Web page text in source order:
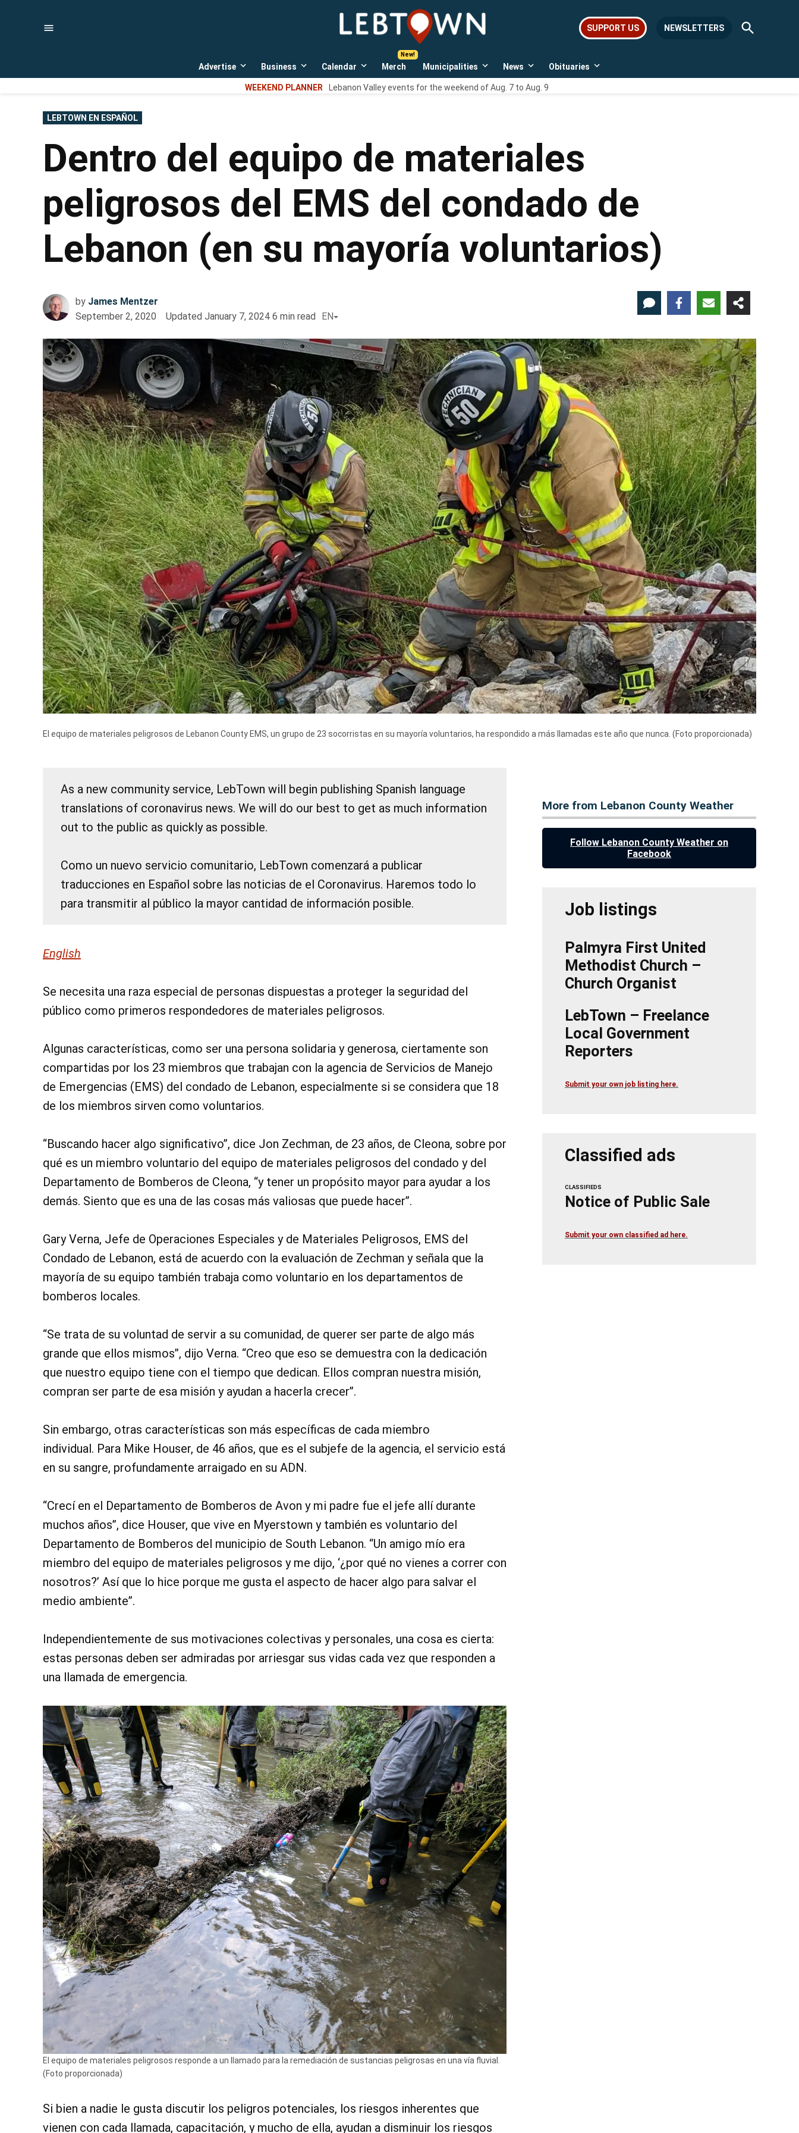
LebTown
Lebanon
news,
events,
SUPPORT US NEWSLETTERS
Open
Search
Advertise
Open
dropdown
menu
Business
Open
dropdown
menu
Calendar
Open
dropdown
menu
Merch Municipalities
Open
dropdown
menu
News
Open
dropdown
menu
Obituaries
Open
WEEKEND PLANNER Lebanon Valley events for the weekend of Aug. 7 to Aug. 9
POSTED
IN
LEBTOWN EN ESPAÑOL
Dentro del equipo de materiales
peligrosos del EMS del condado de
Lebanon (en su mayoría voluntarios)
by James Mentzer
September 2, 2020
Updated January 7, 2024 6 min read EN
El equipo de materiales peligrosos de Lebanon County EMS, un grupo de 23 socorristas en su mayoría voluntarios, ha respondido a más llamadas este año que nunca. (Foto proporcionada)
As a new community service, LebTown will begin publishing Spanish language
translations of coronavirus news. We will do our best to get as much information
out to the public as quickly as possible.
Como un nuevo servicio comunitario, LebTown comenzará a publicar
traducciones en Español sobre las noticias de el Coronavirus. Haremos todo lo
para transmitir al público la mayor cantidad de información posible.
English
Se necesita una raza especial de personas dispuestas a proteger la seguridad del
público como primeros respondedores de materiales peligrosos.
Algunas características, como ser una persona solidaria y generosa, ciertamente son
compartidas por los 23 miembros que trabajan con la agencia de Servicios de Manejo
de Emergencias (EMS) del condado de Lebanon, especialmente si se considera que 18
de los miembros sirven como voluntarios.
“Buscando hacer algo significativo”, dice Jon Zechman, de 23 años, de Cleona, sobre por
qué es un miembro voluntario del equipo de materiales peligrosos del condado y del
Departamento de Bomberos de Cleona, “y tener un propósito mayor para ayudar a los
demás. Siento que es una de las cosas más valiosas que puede hacer”.
Gary Verna, Jefe de Operaciones Especiales y de Materiales Peligrosos, EMS del
Condado de Lebanon, está de acuerdo con la evaluación de Zechman y señala que la
mayoría de su equipo también trabaja como voluntario en los departamentos de
bomberos locales.
“Se trata de su voluntad de servir a su comunidad, de querer ser parte de algo más
grande que ellos mismos”, dijo Verna. “Creo que eso se demuestra con la dedicación
que nuestro equipo tiene con el tiempo que dedican. Ellos compran nuestra misión,
compran ser parte de esa misión y ayudan a hacerla crecer”.
Sin embargo, otras características son más específicas de cada miembro
individual. Para Mike Houser, de 46 años, que es el subjefe de la agencia, el servicio está
en su sangre, profundamente arraigado en su ADN.
“Crecí en el Departamento de Bomberos de Avon y mi padre fue el jefe allí durante
muchos años”, dice Houser, que vive en Myerstown y también es voluntario del
Departamento de Bomberos del municipio de South Lebanon. “Un amigo mío era
miembro del equipo de materiales peligrosos y me dijo, ‘¿por qué no vienes a correr con
nosotros?’ Así que lo hice porque me gusta el aspecto de hacer algo para salvar el
medio ambiente”.
Independientemente de sus motivaciones colectivas y personales, una cosa es cierta:
estas personas deben ser admiradas por arriesgar sus vidas cada vez que responden a
una llamada de emergencia.
El equipo de materiales peligrosos responde a un llamado para la remediación de sustancias peligrosas en una vía fluvial.
(Foto proporcionada)
Si bien a nadie le gusta discutir los peligros potenciales, los riesgos inherentes que
vienen con cada llamada, capacitación, y mucho de ella, ayudan a disminuir los riesgos
More from Lebanon County Weather
Follow Lebanon County Weather on
Facebook
Job listings
Palmyra First United
Methodist Church –
Church Organist
LebTown – Freelance
Local Government
Reporters
Submit your own job listing here.
Classified ads
CLASSIFIEDS
Notice of Public Sale
Submit your own classified ad here.